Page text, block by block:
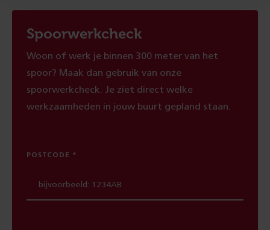
Spoorwerkcheck
Woon of werk je binnen 300 meter van het
spoor? Maak dan gebruik van onze
spoorwerkcheck. Je ziet direct welke
werkzaamheden in jouw buurt gepland staan.
POSTCODE